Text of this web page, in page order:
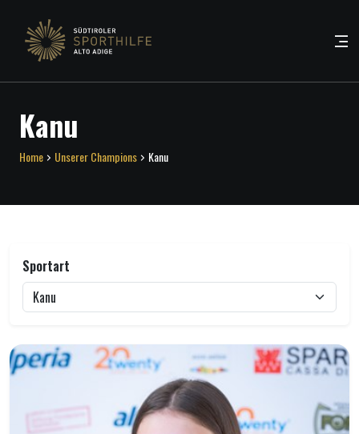
Kanu
Home Unserer Champions Kanu
Sportart